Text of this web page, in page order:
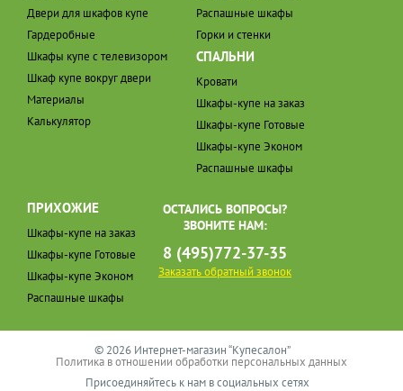
Двери для шкафов купе
Гардеробные
Шкафы купе с телевизором
Шкаф купе вокруг двери
Материалы
Калькулятор
Распашные шкафы
Горки и стенки
СПАЛЬНИ
Кровати
Шкафы-купе на заказ
Шкафы-купе Готовые
Шкафы-купе Эконом
Распашные шкафы
ПРИХОЖИЕ
Шкафы-купе на заказ
Шкафы-купе Готовые
Шкафы-купе Эконом
Распашные шкафы
ОСТАЛИСЬ ВОПРОСЫ?
ЗВОНИТЕ НАМ:
8 (495)772-37-35
Заказать обратный звонок
© 2026 Интернет-магазин “Купесалон”
Политика в отношении обработки персональных данных
Присоединяйтесь к нам в социальных сетях